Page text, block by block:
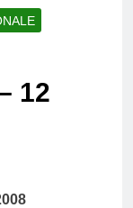
Bacău
12